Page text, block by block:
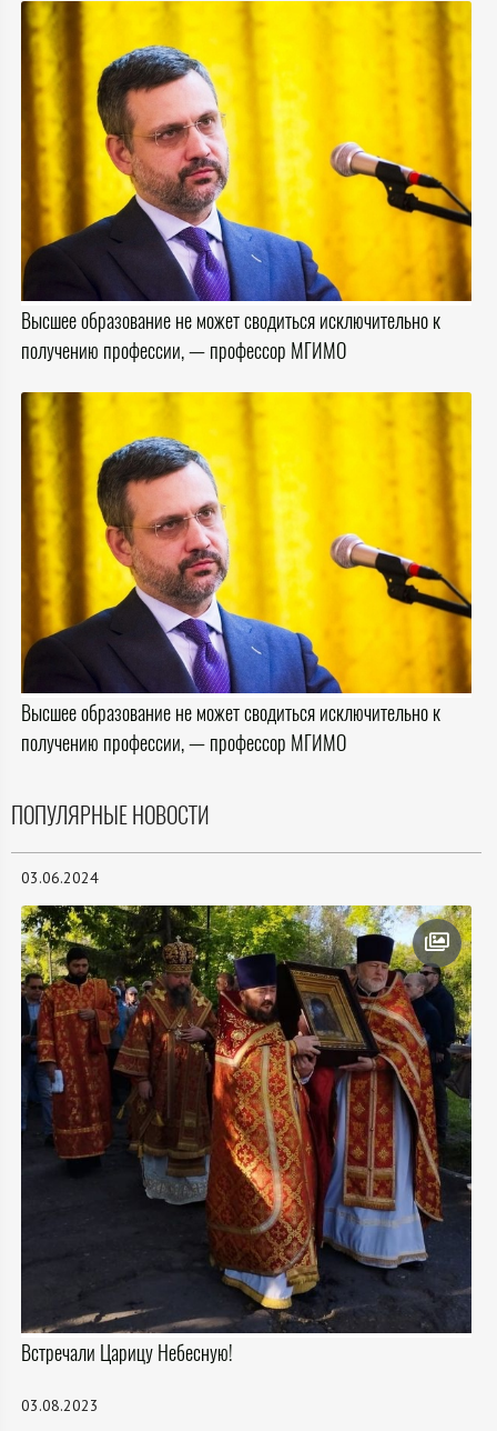
Высшее образование не может сводиться исключительно к
получению профессии, — профессор МГИМО
Высшее образование не может сводиться исключительно к
получению профессии, — профессор МГИМО
ПОПУЛЯРНЫЕ НОВОСТИ
03.06.2024
Встречали Царицу Небесную!
03.08.2023